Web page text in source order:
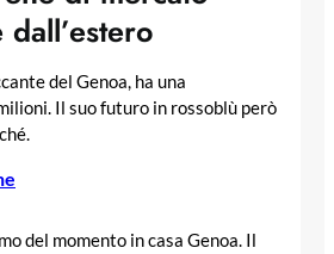
dall’estero
del Genoa, ha una
Il suo futuro in rossoblù però
del momento in casa Genoa. Il